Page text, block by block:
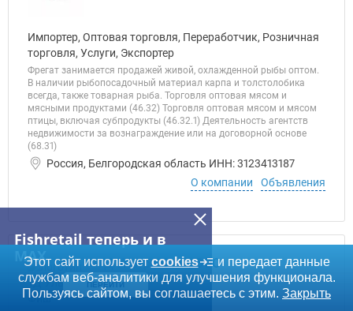
Импортер, Оптовая торговля, Переработчик, Розничная
торговля, Услуги, Экспортер
Фрегат занимается продажей живой, охлажденной рыбы оптом.
В наличии рыбопосадочный материал карпа и толстолобика
всегда, также товарная рыба. Торговля оптовая мясом и
мясными продуктами (46.32) Торговля оптовая мясом и мясом
птицы, включая субпродукты (46.32.1) Деятельность агентств
недвижимости за вознаграждение или на договорной основе
(68.31)
Россия, Белгородская область ИНН: 3123413187
О компании
Объявления
ТД Ультра Фиш, ООО
Fishretail теперь и в
MAX
ПЕРЕЙТИ
Этот сайт использует cookies
и передает данные
службам веб-аналитики для улучшения функционала.
Пользуясь сайтом, вы соглашаетесь с этим. Закрыть